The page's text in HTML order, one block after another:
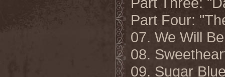
Part Four:
07. We Will
08.
09. Sugar